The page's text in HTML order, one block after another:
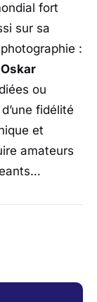
fort
sur sa
:
ou
fidélité
et
amateurs